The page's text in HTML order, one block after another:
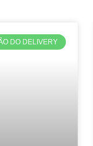
DO DELIVERY